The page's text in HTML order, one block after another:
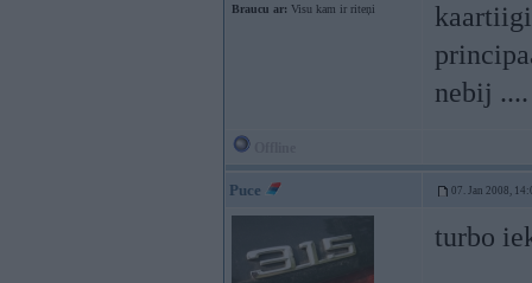
Braucu ar: Visu kam ir riteņi
nebij ....
Puce 07. Jan 2008,
turbo